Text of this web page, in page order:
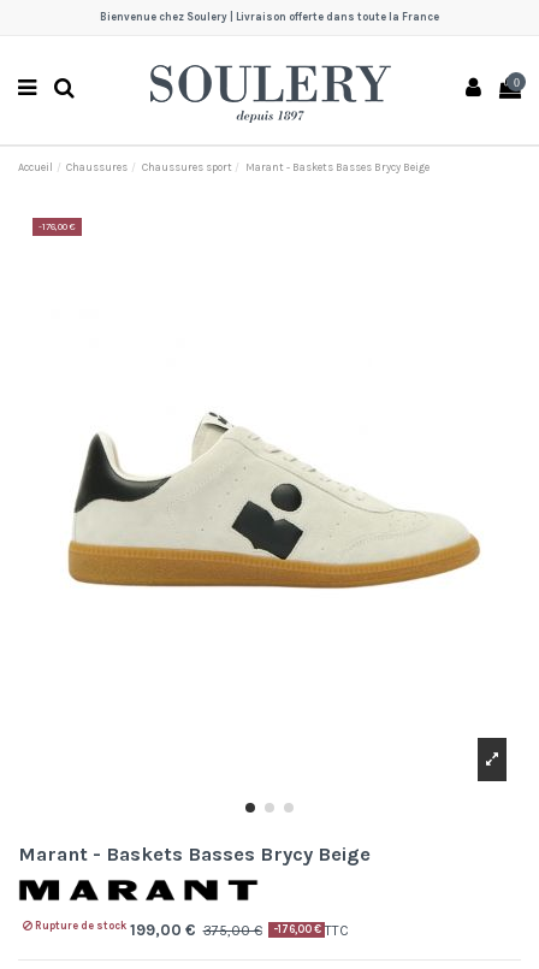
Bienvenue chez Soulery | Livraison offerte dans toute la France
0
Accueil Chaussures Chaussures sport Marant - Baskets Basses Brycy Beige
-176,00 €
Marant - Baskets Basses Brycy Beige
Rupture de stock 199,00 € 375,00 € -176,00 € TTC